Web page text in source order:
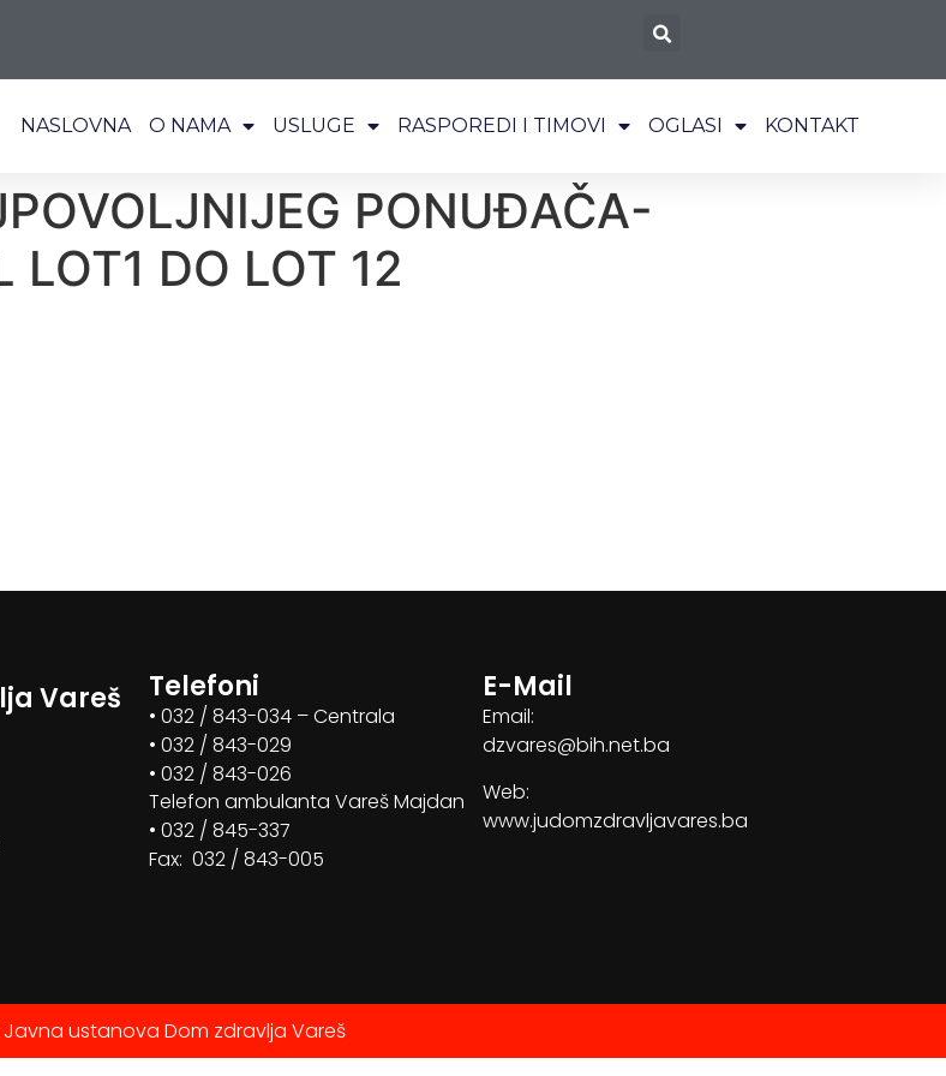
NASLOVNA O NAMA USLUGE RASPOREDI I TIMOVI OGLASI KONTAKT
PONUĐAČA-
LOT1 DO LOT 12
Vareš Telefoni
• 032 / 843-034 – Centrala
• 032 / 843-029
• 032 / 843-026
Telefon ambulanta Vareš Majdan
• 032 / 845-337
Fax: 032 / 843-005
E-Mail
Email:
dzvares@bih.net.ba
Web:
www.judomzdravljavares.ba
ustanova Dom zdravlja Vareš